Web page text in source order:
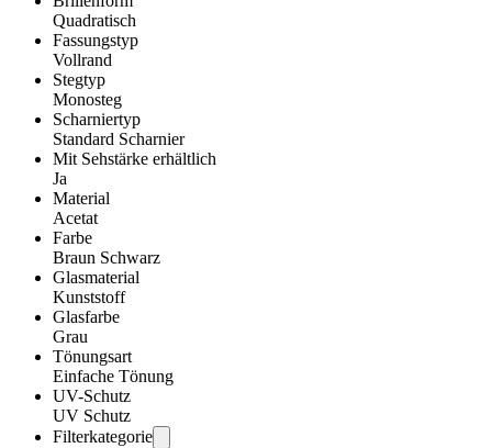
Quadratisch
Fassungstyp
Vollrand
Stegtyp
Monosteg
Scharniertyp
Standard Scharnier
Mit Sehstärke erhältlich
Ja
Material
Acetat
Farbe
Braun Schwarz
Glasmaterial
Kunststoff
Glasfarbe
Grau
Tönungsart
Einfache Tönung
UV-Schutz
UV Schutz
Filterkategorie